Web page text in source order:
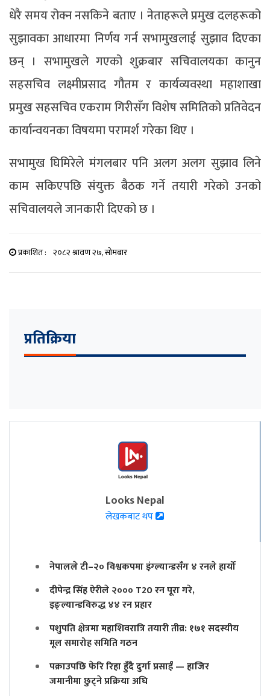
धेरै समय रोक्न नसकिने बताए । नेताहरूले प्रमुख दलहरूको
सुझावका आधारमा निर्णय गर्न सभामुखलाई सुझाव दिएका
छन् । सभामुखले गएको शुक्रबार सचिवालयका कानुन
सहसचिव लक्ष्मीप्रसाद गौतम र कार्यव्यवस्था महाशाखा
प्रमुख सहसचिव एकराम गिरीसँग विशेष समितिको प्रतिवेदन
कार्यान्वयनका विषयमा परामर्श गरेका थिए ।
सभामुख घिमिरेले मंगलबार पनि अलग अलग सुझाव लिने
काम सकिएपछि संयुक्त बैठक गर्ने तयारी गरेको उनको
सचिवालयले जानकारी दिएको छ ।
प्रकाशित : २०८२ श्रावण २७, सोमबार
प्रतिक्रिया
Looks Nepal
लेखकबाट थप
नेपालले टी–२० विश्वकपमा इंग्ल्यान्डसँग ४ रनले हार्यो
दीपेन्द्र सिंह ऐरीले २००० T20 रन पूरा गरे,
इङ्ल्यान्डविरुद्ध ४४ रन प्रहार
पशुपति क्षेत्रमा महाशिवरात्रि तयारी तीव्र: १७१ सदस्यीय
मूल समारोह समिति गठन
पक्राउपछि फेरि रिहा हुँदै दुर्गा प्रसाईं — हाजिर
जमानीमा छुट्ने प्रक्रिया अघि